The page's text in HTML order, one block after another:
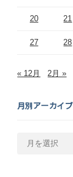
20 21
27 28
« 12月 2月 »
月別アーカイブ